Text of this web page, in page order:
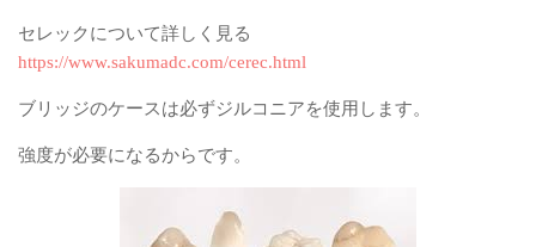
セレックについて詳しく見る
https://www.sakumadc.com/cerec.html
ブリッジのケースは必ずジルコニアを使用します。
強度が必要になるからです。